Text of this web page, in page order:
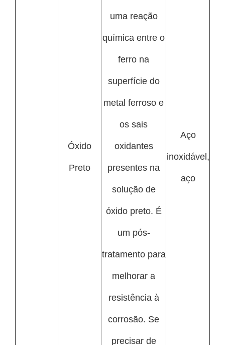
Óxido
Preto
uma reação
química entre o
ferro na
superfície do
metal ferroso e
os sais
oxidantes
presentes na
solução de
óxido preto. É
um pós-
tratamento para
melhorar a
resistência à
corrosão. Se
precisar de
Aço
inoxidável,
aço